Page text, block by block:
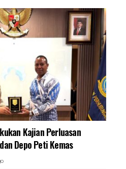
Kajian Perluasan
Depo Peti Kemas